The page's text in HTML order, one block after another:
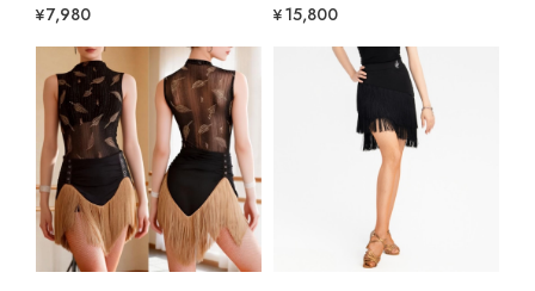
¥7,980 ¥15,800